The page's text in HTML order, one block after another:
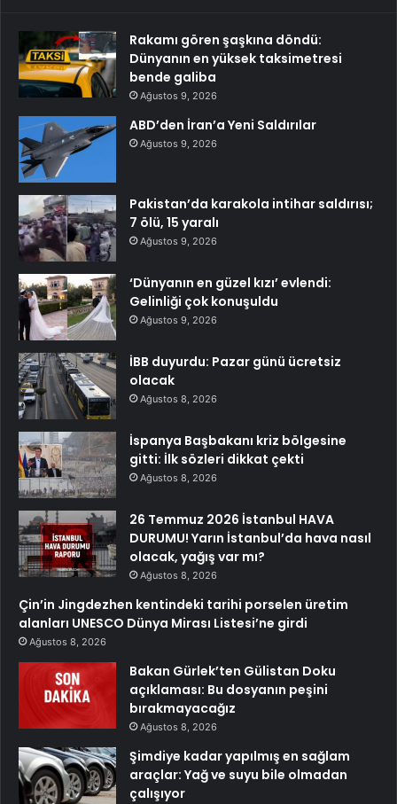
Rakamı gören şaşkına döndü:
Dünyanın en yüksek taksimetresi
bende galiba
Ağustos 9, 2026
ABD’den İran’a Yeni Saldırılar
Ağustos 9, 2026
Pakistan’da karakola intihar saldırısı;
7 ölü, 15 yaralı
Ağustos 9, 2026
‘Dünyanın en güzel kızı’ evlendi:
Gelinliği çok konuşuldu
Ağustos 9, 2026
İBB duyurdu: Pazar günü ücretsiz
olacak
Ağustos 8, 2026
İspanya Başbakanı kriz bölgesine
gitti: İlk sözleri dikkat çekti
Ağustos 8, 2026
26 Temmuz 2026 İstanbul HAVA
DURUMU! Yarın İstanbul’da hava nasıl
olacak, yağış var mı?
Ağustos 8, 2026
Çin’in Jingdezhen kentindeki tarihi porselen üretim
alanları UNESCO Dünya Mirası Listesi’ne girdi
Ağustos 8, 2026
Bakan Gürlek’ten Gülistan Doku
açıklaması: Bu dosyanın peşini
bırakmayacağız
Ağustos 8, 2026
Şimdiye kadar yapılmış en sağlam
araçlar: Yağ ve suyu bile olmadan
çalışıyor